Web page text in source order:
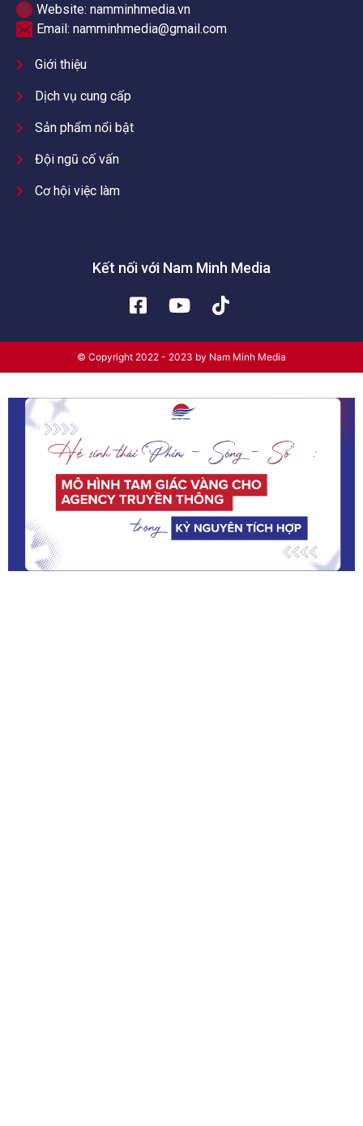
Website: namminhmedia.vn
Email: namminhmedia@gmail.com
Giới thiệu
Dịch vụ cung cấp
Sản phẩm nổi bật
Đội ngũ cố vấn
Cơ hội việc làm
Kết nối với Nam Minh Media
© Copyright 2022 - 2023 by Nam Minh Media